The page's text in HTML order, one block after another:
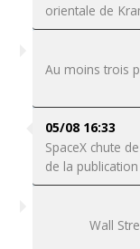
orientale de
Au moins trois
05/08 16:33
SpaceX chute
de la
Wall